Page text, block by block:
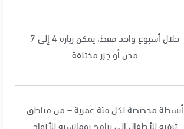
خلال أسبوع واحد فقط، يمكن زيارة 4 إلى 7
مدن أو جزر مختلفة
أنشطة مخصصة لكل فئة عمرية – من مناطق
ترفيه للأطفال إلى برامج رومانسية للأزواج